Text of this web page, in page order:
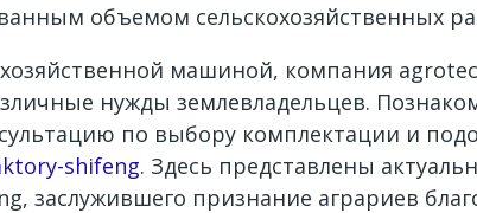
объемом сельскохозяйственных
машиной, компания
нужды землевладельцев.
по выбору комплектации и
shifeng. Здесь представлены
заслужившего признание аграриев